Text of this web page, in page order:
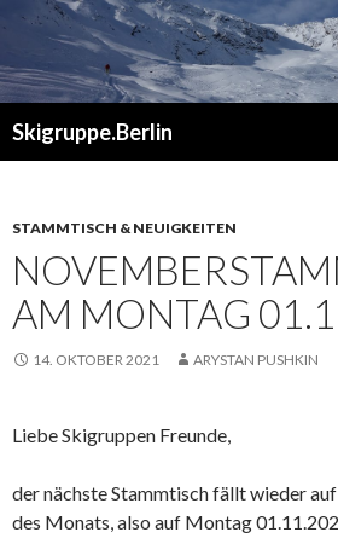
Skigruppe.Berlin
STAMMTISCH & NEUIGKEITEN
AM MONTAG
14. OKTOBER 2021 ARYSTAN PUSHKIN
Liebe Skigruppen Freunde,
der nächste Stammtisch fällt wieder
des Monats, also auf Montag